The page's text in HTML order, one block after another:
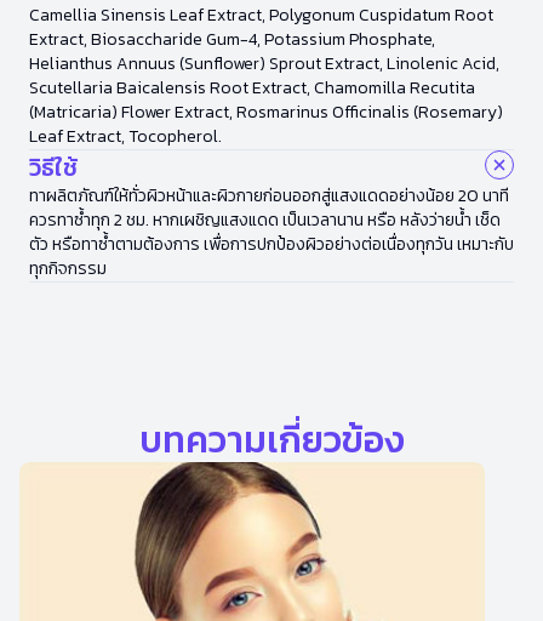
Camellia Sinensis Leaf Extract, Polygonum Cuspidatum Root
Extract, Biosaccharide Gum-4, Potassium Phosphate,
Helianthus Annuus (Sunflower) Sprout Extract, Linolenic Acid,
Scutellaria Baicalensis Root Extract, Chamomilla Recutita
(Matricaria) Flower Extract, Rosmarinus Officinalis (Rosemary)
Leaf Extract, Tocopherol.
วิธีใช้
ทาผลิตภัณฑ์ให้ทั่วผิวหน้าและผิวกายก่อนออกสู่แสงแดดอย่างน้อย 20 นาที
ควรทาซ้ำทุก 2 ชม. หากเผชิญแสงแดด เป็นเวลานาน หรือ หลังว่ายน้ำ เช็ด
ตัว หรือทาซ้ำตามต้องการ เพื่อการปกป้องผิวอย่างต่อเนื่องทุกวัน เหมาะกับ
ทุกกิจกรรม
บทความเกี่ยวข้อง